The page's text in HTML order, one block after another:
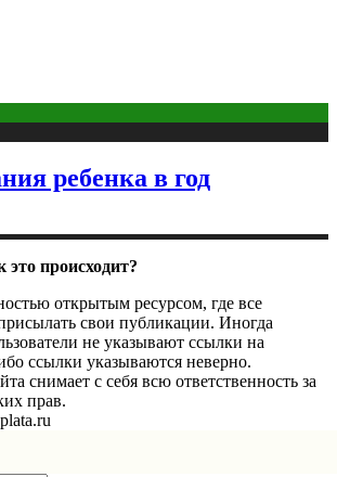
ребенка в год
происходит?
открытым ресурсом, где все
свои публикации. Иногда
не указывают ссылки на
ссылки указываются неверно.
снимает с себя всю ответственность за
прав.